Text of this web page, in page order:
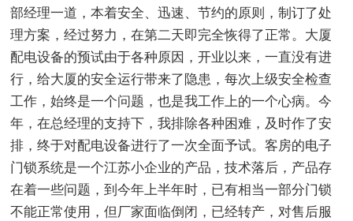
部经理一道，本着安全、迅速、节约的原则，制订了处
理方案，经过努力，在第二天即完全恢得了正常。大厦
配电设备的预试由于各种原因，开业以来，一直没有进
行，给大厦的安全运行带来了隐患，每次上级安全检查
工作，始终是一个问题，也是我工作上的一个心病。今
年，在总经理的支持下，我排除各种困难，及时作了安
排，终于对配电设备进行了一次全面予试。客房的电子
门锁系统是一个江苏小企业的产品，技术落后，产品存
在着一些问题，到今年上半年时，已有相当一部分门锁
不能正常使用，但厂家面临倒闭，已经转产，对售后服